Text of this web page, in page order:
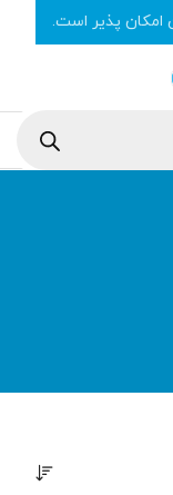
امکان پذیر است.